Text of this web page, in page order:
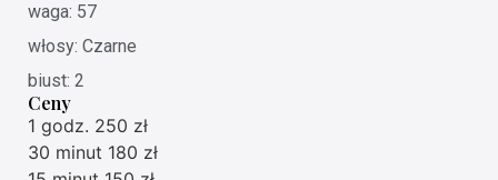
waga: 57
włosy: Czarne
biust: 2
Ceny
1 godz. 250 zł
30 minut 180 zł